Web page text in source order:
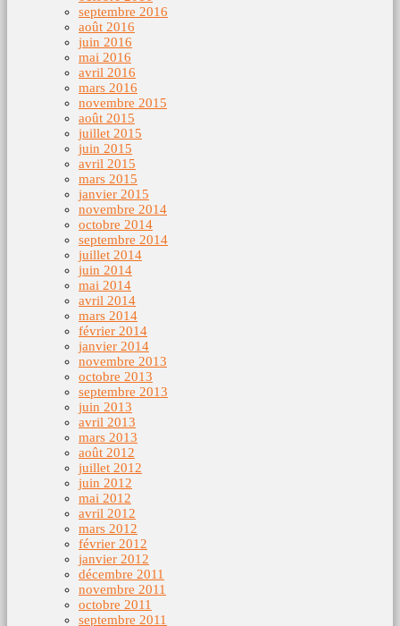
septembre 2016
août 2016
juin 2016
mai 2016
avril 2016
mars 2016
novembre 2015
août 2015
juillet 2015
juin 2015
avril 2015
mars 2015
janvier 2015
novembre 2014
octobre 2014
septembre 2014
juillet 2014
juin 2014
mai 2014
avril 2014
mars 2014
février 2014
janvier 2014
novembre 2013
octobre 2013
septembre 2013
juin 2013
avril 2013
mars 2013
août 2012
juillet 2012
juin 2012
mai 2012
avril 2012
mars 2012
février 2012
janvier 2012
décembre 2011
novembre 2011
octobre 2011
septembre 2011